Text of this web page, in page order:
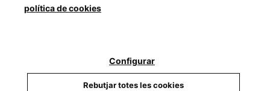
política de cookies
Configurar
Rebutjar totes les cookies